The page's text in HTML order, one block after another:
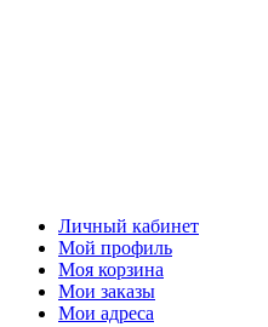
Личный кабинет
Мой профиль
Моя корзина
Мои заказы
Мои адреса